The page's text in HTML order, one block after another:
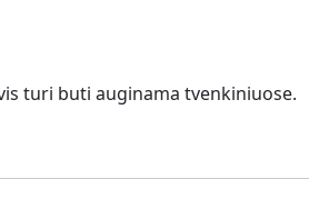
turi buti auginama tvenkiniuose.